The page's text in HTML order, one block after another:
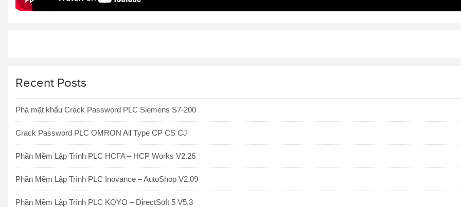
Recent Posts
Phá mật khẩu Crack Password PLC Siemens S7-200
Crack Password PLC OMRON All Type CP CS CJ
Phần Mềm Lập Trình PLC HCFA – HCP Works V2.26
Phần Mềm Lập Trình PLC Inovance – AutoShop V2.09
Phần Mềm Lập Trình PLC KOYO – DirectSoft 5 V5.3